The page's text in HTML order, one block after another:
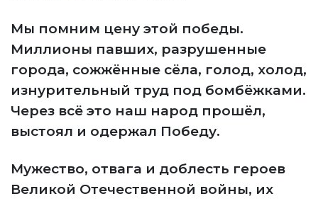
Мы помним цену этой победы.
Миллионы павших, разрушенные
города, сожжённые сёла, голод, холод,
изнурительный труд под бомбёжками.
Через всё это наш народ прошёл,
выстоял и одержал Победу.
Мужество, отвага и доблесть героев
Великой Отечественной войны, их